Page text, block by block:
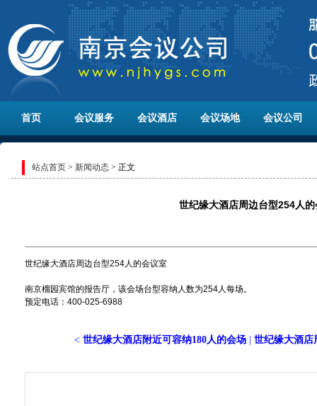
首页 会议服务 会议酒店 会议场地 会议公司
站点首页 > 新闻动态 > 正文
世纪缘大酒店周边台型254人
世纪缘大酒店周边台型254人的会议室
南京榴园宾馆的报告厅，该会场台型容纳人数为254人每场。
预定电话：400-025-6988
< 世纪缘大酒店附近可容纳180人的会场 世纪缘大酒店